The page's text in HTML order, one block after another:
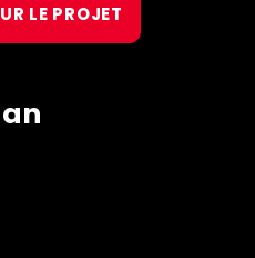
LE PROJET